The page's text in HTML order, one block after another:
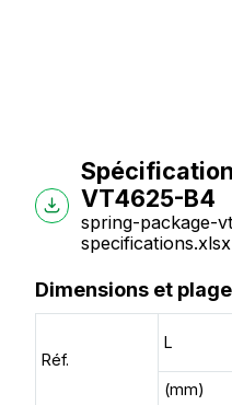
VT4625-B4
spring-package-
specifications.xlsx
Dimensions et
Réf.
L
(mm)